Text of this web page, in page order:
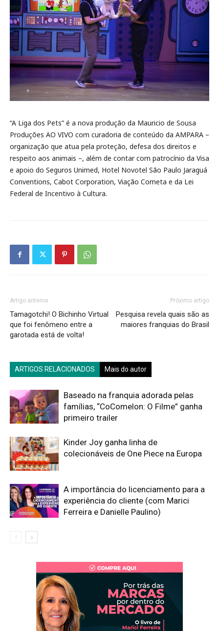
“A Liga dos Pets” é a nova produção da Mauricio de Sousa
Produções AO VIVO com curadoria de conteúdo da AMPARA –
organização que atua pela proteção, defesa dos direitos e
respeito aos animais –, além de contar com patrocínio da Visa
e apoio do Seguros Unimed, Hotel Novotel São Paulo Jaraguá
Conventions, Cabot Corporation, Viação Cometa e da Lei
Federal de Incentivo à Cultura.
Artigo anterior
Tamagotchi! O Bichinho Virtual
que foi fenômeno entre a
garotada está de volta!
Próximo artigo
Pesquisa revela quais são as
maiores franquias do Brasil
ARTIGOS RELACIONADOS Mais do autor
Baseado na franquia adorada pelas
famílias, “CoComelon: O Filme” ganha
primeiro trailer
Kinder Joy ganha linha de
colecionáveis de One Piece na Europa
A importância do licenciamento para a
experiência do cliente (com Marici
Ferreira e Danielle Paulino)